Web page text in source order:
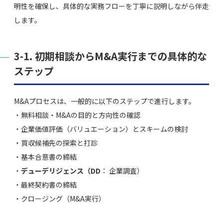
明性を確保し、具体的な実務フローを丁寧に説明しながら伴走
します。
3-1. 初期相談からM&A実行までの具体的な
ステップ
M&Aプロセスは、一般的に以下のステップで進行します。
・無料相談・M&Aの目的と方向性の確認
・企業価値評価（バリュエーション）とスキームの検討
・買収候補先の探索と打診
・基本合意書の締結
・ デューデリジェンス（DD ： 企業調査）
・最終契約書の締結
・クロージング（M&A実行）